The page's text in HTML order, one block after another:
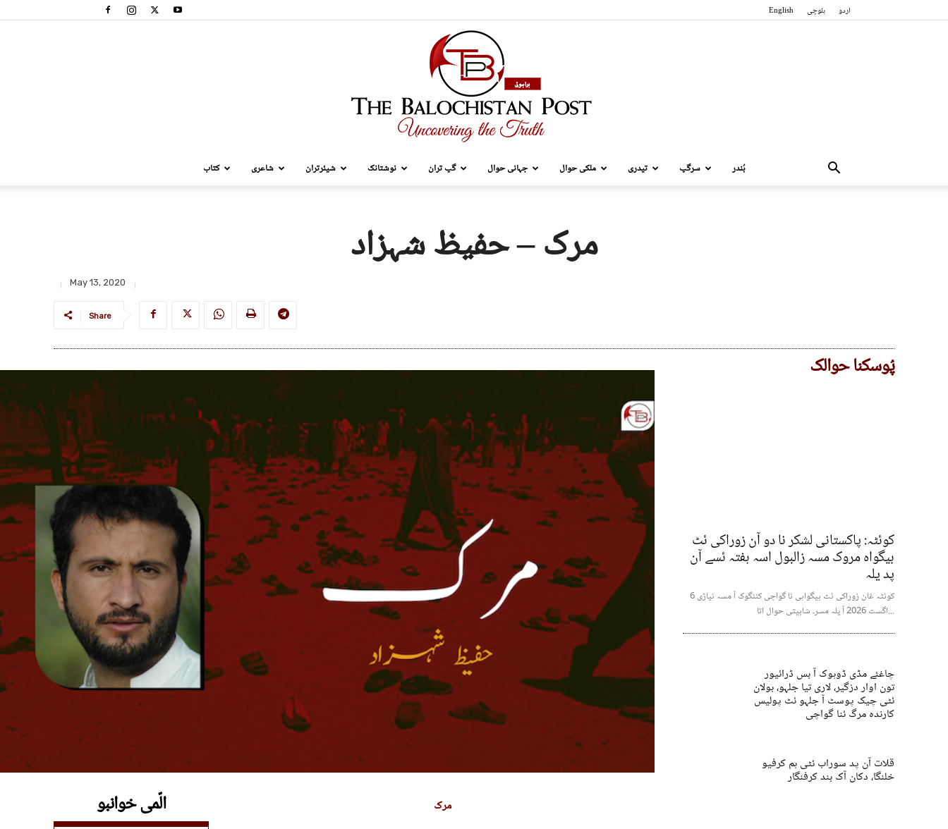
English بلوچی اردو
بُندر سرگپ تیدری ملکی حوال جہانی حوال گپ تران نوشتانک شیئرتران شاعری کتاب
مرک – حفیظ شہزاد
May 13, 2020
Share
الّمی خوانبو
مرک
پُوسکنا حوالک
کوئٹہ: پاکستانی لشکر نا دو آن زوراکی ئٹ
بیگواہ مروک مسہ زالبول اسہ ہفتہ ئسے آن
پد یلہ
کوئٹہ غان زوراکی ئٹ بیگواہی نا گواچی کننگوک آ مسہ نیاڑی 6
اگست 2026 آ یلہ مسر۔ شابیتی حوال اتا...
چاغئے مڈی ڈوہوک آ بس ڈرائیور
تون اوار دزگیر، لاری تیا جلہو، بولان
ئٹی چیک پوسٹ آ جلہو ئٹ پولیس
کارندہ مرگ ئنا گواچی
قلات آن پد سوراب ئٹی ہم کرفیو
خلنگا، دکان آک بند کرفنگار